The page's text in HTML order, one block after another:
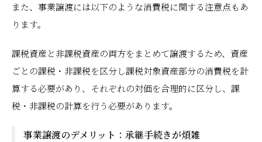
また、事業譲渡には以下のような消費税に関する注意点もあ
ります。
課税資産と非課税資産の両方をまとめて譲渡するため、資産
ごとの課税・非課税を区分し課税対象資産部分の消費税を計
算する必要があり、それぞれの対価を合理的に区分し、課
税・非課税の計算を行う必要があります。
事業譲渡のデメリット：承継手続きが煩雑